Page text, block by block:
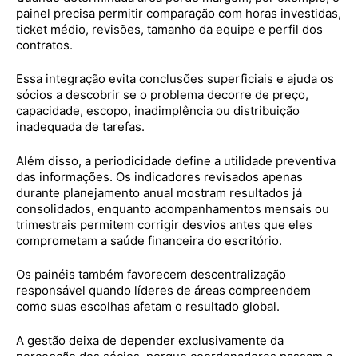
painel precisa permitir comparação com horas investidas,
ticket médio, revisões, tamanho da equipe e perfil dos
contratos.
Essa integração evita conclusões superficiais e ajuda os
sócios a descobrir se o problema decorre de preço,
capacidade, escopo, inadimplência ou distribuição
inadequada de tarefas.
Além disso, a periodicidade define a utilidade preventiva
das informações. Os indicadores revisados apenas
durante planejamento anual mostram resultados já
consolidados, enquanto acompanhamentos mensais ou
trimestrais permitem corrigir desvios antes que eles
comprometam a saúde financeira do escritório.
Os painéis também favorecem descentralização
responsável quando líderes de áreas compreendem
como suas escolhas afetam o resultado global.
A gestão deixa de depender exclusivamente da